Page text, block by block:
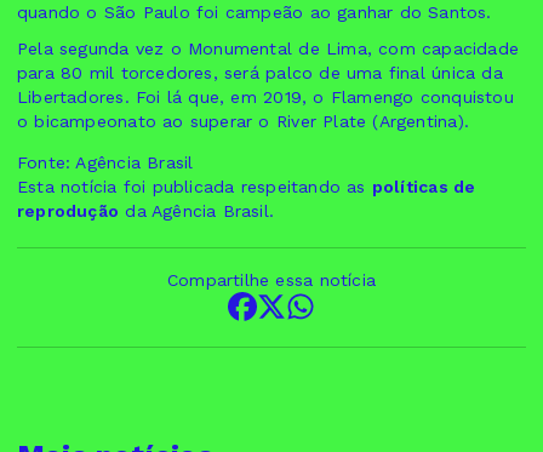
quando o São Paulo foi campeão ao ganhar do Santos.
Pela segunda vez o Monumental de Lima, com capacidade
para 80 mil torcedores, será palco de uma final única da
Libertadores. Foi lá que, em 2019, o Flamengo conquistou
o bicampeonato ao superar o River Plate (Argentina).
Fonte: Agência Brasil
Esta notícia foi publicada respeitando as políticas de
reprodução da Agência Brasil.
Compartilhe essa notícia